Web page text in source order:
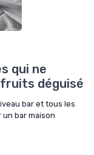
qui ne
déguisé
bar et tous les
bar maison